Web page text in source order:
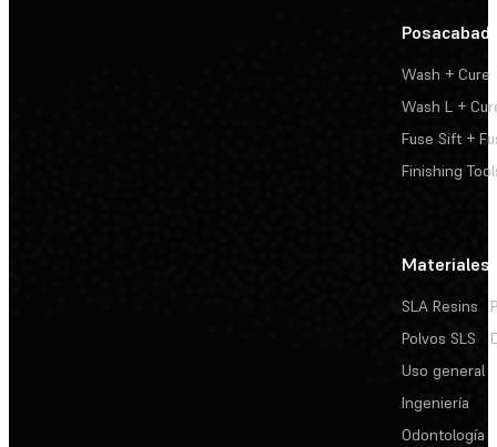
Wash + Cure
Wash L +
Fuse Sift +
Finishing
Materiales
SLA Resins
Polvos SLS
Uso general
Ingeniería
Odontología